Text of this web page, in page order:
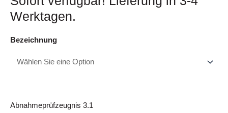
Werktagen.
Bezeichnung
Abnahmeprüfzeugnis 3.1
Rundstahlkette